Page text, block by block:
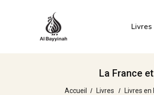
Livres
La France
Accueil Livres Livres en